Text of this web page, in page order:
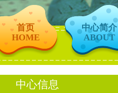
首页
HOME
中心简介
ABOUT
中心信息